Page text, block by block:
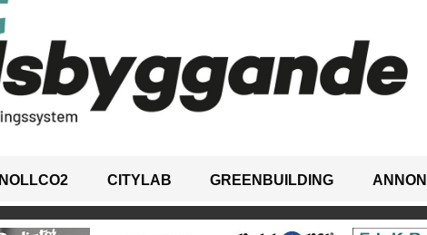
NOLLCO2 CITYLAB GREENBUILDING